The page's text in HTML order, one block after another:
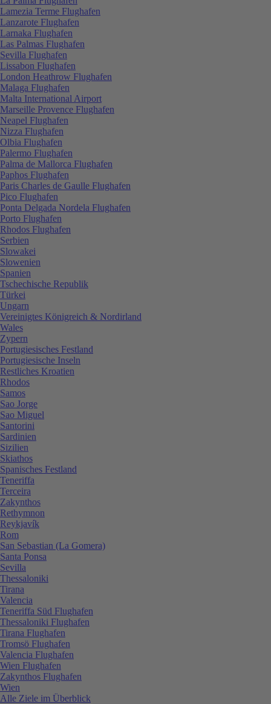
Lamezia Terme Flughafen
Lanzarote Flughafen
Larnaka Flughafen
Las Palmas Flughafen
Sevilla Flughafen
Lissabon Flughafen
London Heathrow Flughafen
Malaga Flughafen
Malta International Airport
Marseille Provence Flughafen
Neapel Flughafen
Nizza Flughafen
Olbia Flughafen
Palermo Flughafen
Palma de Mallorca Flughafen
Paphos Flughafen
Paris Charles de Gaulle Flughafen
Pico Flughafen
Ponta Delgada Nordela Flughafen
Porto Flughafen
Rhodos Flughafen
Serbien
Slowakei
Slowenien
Spanien
Tschechische Republik
Türkei
Ungarn
Vereinigtes Königreich & Nordirland
Wales
Zypern
Portugiesisches Festland
Portugiesische Inseln
Restliches Kroatien
Rhodos
Samos
Sao Jorge
Sao Miguel
Santorini
Sardinien
Sizilien
Skiathos
Spanisches Festland
Teneriffa
Terceira
Zakynthos
Rethymnon
Reykjavík
Rom
San Sebastian (La Gomera)
Santa Ponsa
Sevilla
Thessaloniki
Tirana
Valencia
Teneriffa Süd Flughafen
Thessaloniki Flughafen
Tirana Flughafen
Tromsö Flughafen
Valencia Flughafen
Wien Flughafen
Zakynthos Flughafen
Wien
Alle Ziele im Überblick